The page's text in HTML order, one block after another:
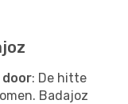
: De hitte
Badajoz